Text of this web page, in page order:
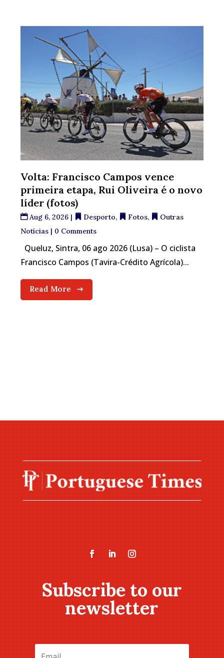
Volta: Francisco Campos vence
primeira etapa, Rui Oliveira é o novo
líder (fotos)
Aug 6, 2026 | Desporto, Fotos,
Outras
Notícias | 0 Comments
Queluz, Sintra, 06 ago 2026 (Lusa) – O ciclista
Francisco Campos (Tavira-Crédito Agrícola)...
Read More
Subscribe to our
newsletter